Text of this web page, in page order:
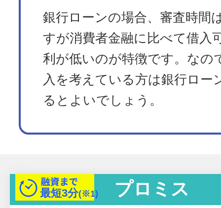
銀行ローンの場合、審査時間
すが消費者金融に比べて借入
利が低いのが特徴です。なの
入を考えている方は銀行ロー
るとよいでしょう。
最短3分(※1) プロミス